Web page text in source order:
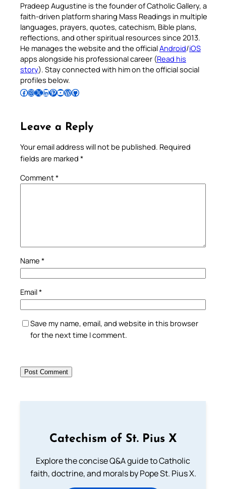
Pradeep Augustine is the founder of Catholic Gallery, a
faith-driven platform sharing Mass Readings in multiple
languages, prayers, quotes, catechism, Bible plans,
reflections, and other spiritual resources since 2013.
He manages the website and the officialAndroid/iOS
apps alongside his professional career (Read his
story). Stay connected with him on the official social
profiles below.
Follow Pradeep on Facebook Follow Pradeep on InstagramFollow Pradeep on X Follow Pradeep on LinkedIn Follow Pradeep on Pinterest Subscribe to Pradeep’s Youtube Channel Follow Pradeep on WordPress Follow Pradeep on GitHub
Leave a Reply
Your email address will not be published. Required
fields are marked *
Comment*
Name *
Email*
Save my name, email, and website in this browser
for the next time I comment.
Catechism of St. Pius X
Explore the concise Q&A guide to Catholic
faith, doctrine, and morals by Pope St. Pius X.